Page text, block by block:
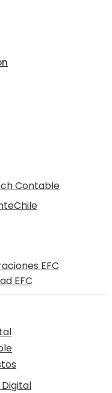
Contable
EFC
EFC